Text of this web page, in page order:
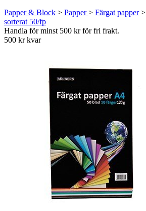
Papper & Block > Papper> Färgat papper>
sorterat 50/fp
Handla för minst 500 kr för fri frakt.
500 kr kvar